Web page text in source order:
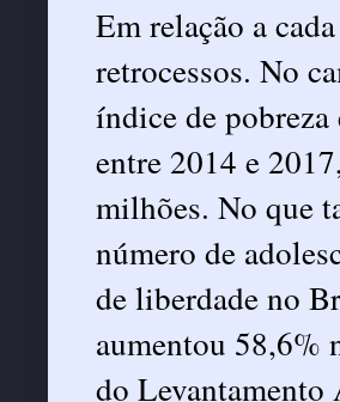
Em relação a
retrocessos. No
índice de
entre 2014 e
milhões. No que
número de
de liberdade no
aumentou 58,6%
do